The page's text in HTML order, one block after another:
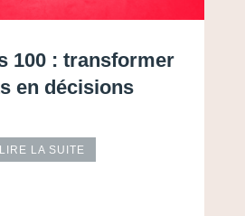
100 : transformer
en décisions
LIRE LA SUITE